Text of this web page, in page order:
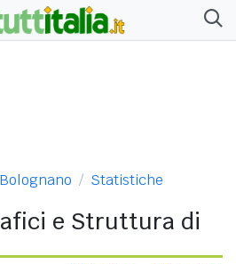
Bolognano Statistiche
e Struttura di